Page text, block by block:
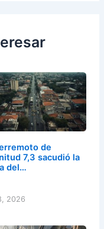
de
7,3 sacudió la
del…
2026